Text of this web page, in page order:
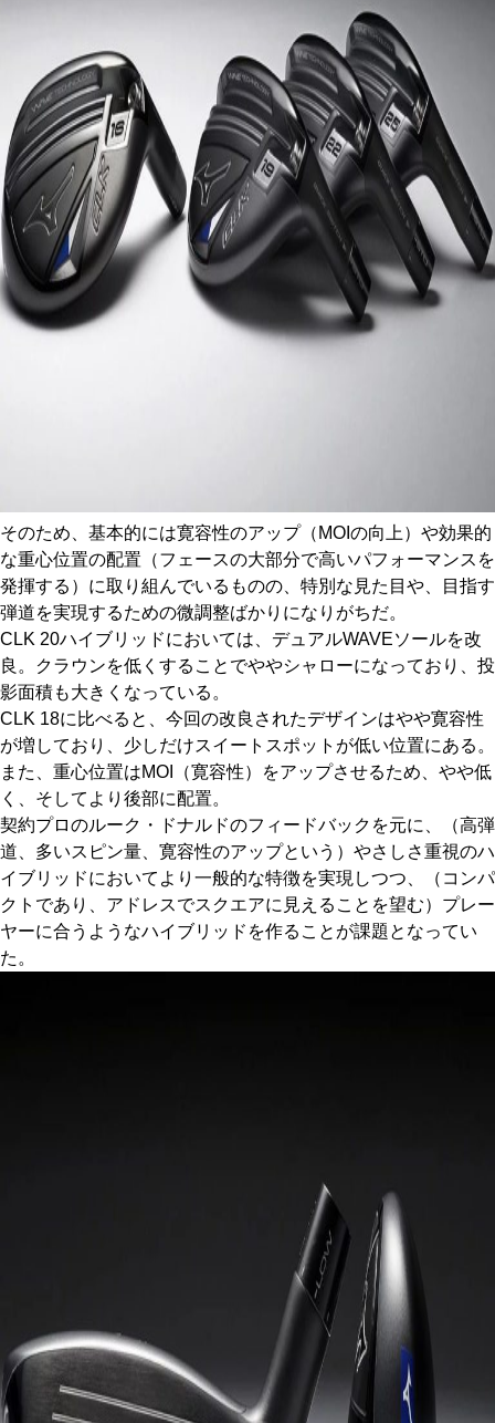
そのため、基本的には寛容性のアップ（MOIの向上）や効果的
な重心位置の配置（フェースの大部分で高いパフォーマンスを
発揮する）に取り組んでいるものの、特別な見た目や、目指す
弾道を実現するための微調整ばかりになりがちだ。
CLK 20ハイブリッドにおいては、デュアルWAVEソールを改
良。クラウンを低くすることでややシャローになっており、投
影面積も大きくなっている。
CLK 18に比べると、今回の改良されたデザインはやや寛容性
が増しており、少しだけスイートスポットが低い位置にある。
また、重心位置はMOI（寛容性）をアップさせるため、やや低
く、そしてより後部に配置。
契約プロのルーク・ドナルドのフィードバックを元に、（高弾
道、多いスピン量、寛容性のアップという）やさしさ重視のハ
イブリッドにおいてより一般的な特徴を実現しつつ、（コンパ
クトであり、アドレスでスクエアに見えることを望む）プレー
ヤーに合うようなハイブリッドを作ることが課題となってい
た。